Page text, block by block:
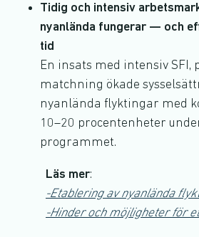
Tidig och intensiv
nyanlända fungerar — och
tid
En insats med intensiv SFI,
matchning ökade
nyanlända flyktingar med
10–20 procentenheter
programmet.
Läs mer:
-Etablering av nyanlända
-Hinder och möjligheter för